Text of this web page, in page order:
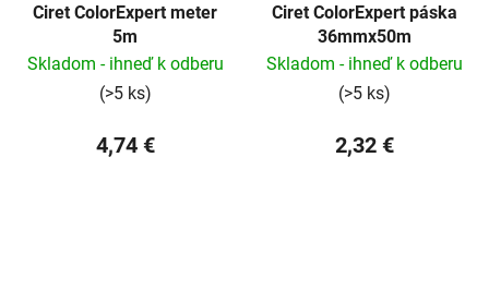
Ciret ColorExpert meter
5m
Skladom - ihneď k odberu
(>5 ks)
4,74 €
Ciret ColorExpert páska
36mmx50m
Skladom - ihneď k odberu
(>5 ks)
2,32 €